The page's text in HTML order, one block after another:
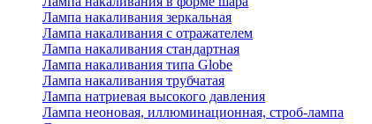
Лампа накаливания зеркальная
Лампа накаливания с отражателем
Лампа накаливания стандартная
Лампа накаливания типа Globe
Лампа накаливания трубчатая
Лампа натриевая высокого давления
Лампа неоновая, иллюминационная, строб-лампа